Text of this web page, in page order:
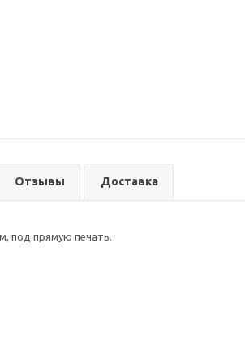
Отзывы Доставка
под прямую печать.